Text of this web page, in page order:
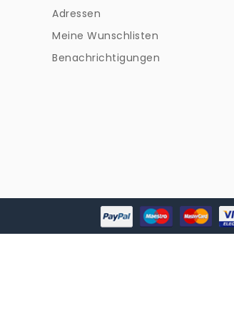
Adressen
Meine Wunschlisten
Benachrichtigungen